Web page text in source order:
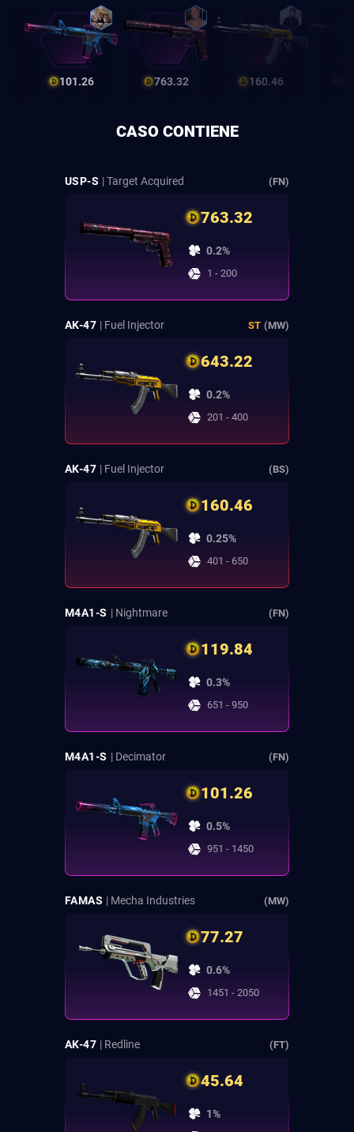
101.26 763.32 160.46
CASO CONTIENE
USP-S | Target Acquired (FN)
763.32
0.2%
1 - 200
AK-47 | Fuel Injector ST (MW)
643.22
0.2%
201 - 400
AK-47 | Fuel Injector (BS)
160.46
0.25%
401 - 650
M4A1-S | Nightmare (FN)
119.84
0.3%
651 - 950
M4A1-S | Decimator (FN)
101.26
0.5%
951 - 1450
FAMAS | Mecha Industries (MW)
77.27
0.6%
1451 - 2050
AK-47 | Redline (FT)
45.64
1%